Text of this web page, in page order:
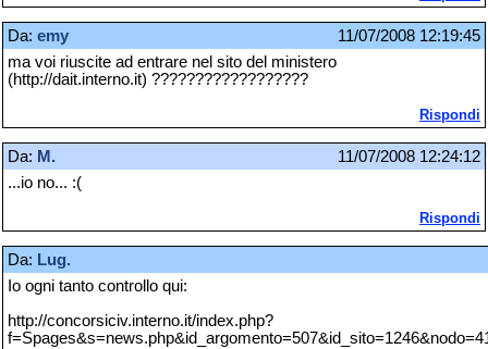
Da: emy
11/07/2008 12:19:45
ma voi riuscite ad entrare nel sito del ministero
(http://dait.interno.it) ??????????????????
Rispondi
Da: M.
11/07/2008 12:24:12
...io no... :(
Rispondi
Da: Lug.
Io ogni tanto controllo qui:
http://concorsiciv.interno.it/index.php?